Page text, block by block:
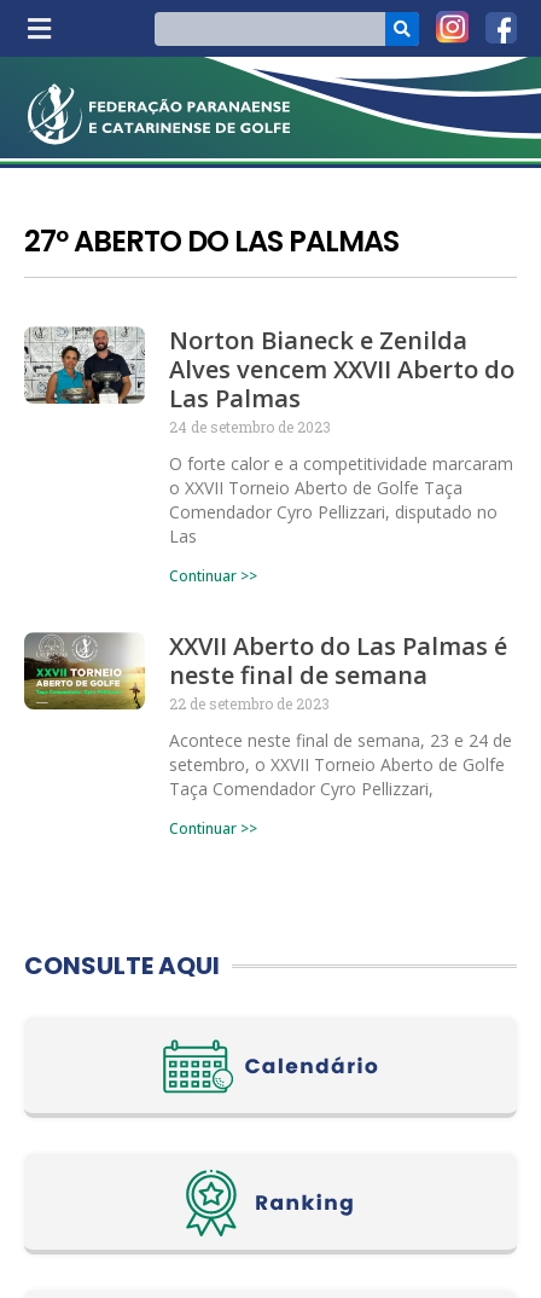
27º ABERTO DO LAS PALMAS
Norton Bianeck e Zenilda
Alves vencem XXVII Aberto do
Las Palmas
24 de setembro de 2023
O forte calor e a competitividade marcaram
o XXVII Torneio Aberto de Golfe Taça
Comendador Cyro Pellizzari, disputado no
Las
Continuar >>
XXVII Aberto do Las Palmas é
neste final de semana
22 de setembro de 2023
Acontece neste final de semana, 23 e 24 de
setembro, o XXVII Torneio Aberto de Golfe
Taça Comendador Cyro Pellizzari,
Continuar >>
CONSULTE AQUI